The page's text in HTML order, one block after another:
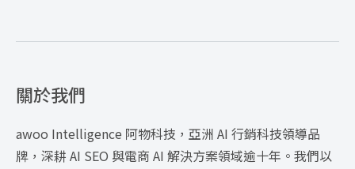
關於我們
awoo Intelligence 阿物科技，亞洲 AI 行銷科技領導品
牌，深耕 AI SEO 與電商 AI 解決方案領域逾十年。我們以